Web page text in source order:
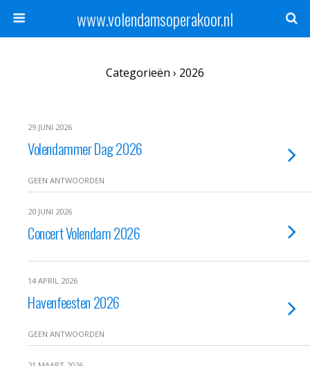
www.volendamsoperakoor.nl
Categorieën › 2026
29 JUNI 2026
Volendammer Dag 2026
GEEN ANTWOORDEN
20 JUNI 2026
Concert Volendam 2026
14 APRIL 2026
Havenfeesten 2026
GEEN ANTWOORDEN